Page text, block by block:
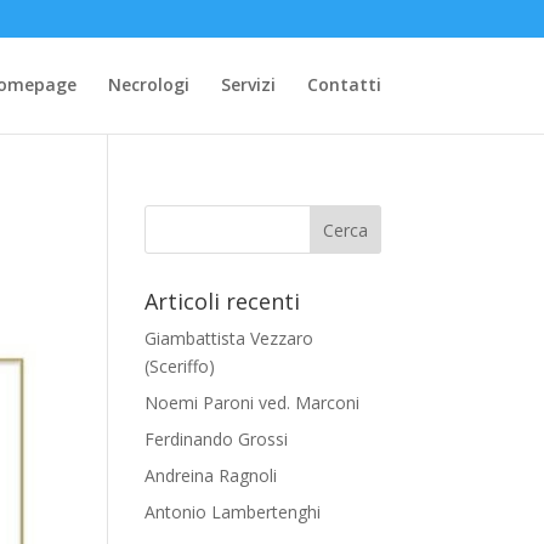
Necrologi Servizi Contatti
Articoli recenti
Giambattista Vezzaro
(Sceriffo)
Noemi Paroni ved. Marconi
Ferdinando Grossi
Andreina Ragnoli
Antonio Lambertenghi